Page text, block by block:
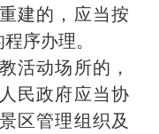
建的，应当按
序办理。
活动场所的，
民政府应当协
区管理组织及